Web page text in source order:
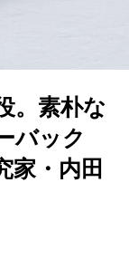
。素朴な
バック
家・内田